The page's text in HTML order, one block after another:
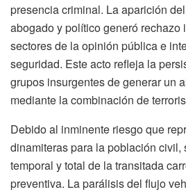
presencia criminal. La aparición
abogado y político generó rechazo
sectores de la opinión pública e
seguridad. Este acto refleja la
grupos insurgentes de generar un
mediante la combinación de
Debido al inminente riesgo que
dinamiteras para la población civil,
temporal y total de la transitada
preventiva. La parálisis del flujo